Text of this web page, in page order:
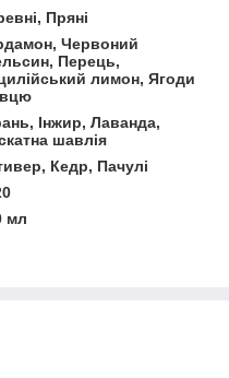
Пряні
Червоний
Перець,
лимон, Ягоди
Інжир, Лаванда,
шавлія
Кедр, Пачулі
мл